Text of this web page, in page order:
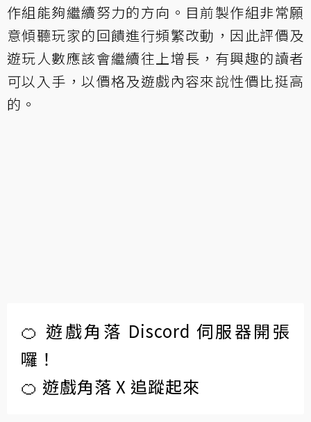
作組能夠繼續努力的方向。目前製作組非常願
意傾聽玩家的回饋進行頻繁改動，因此評價及
遊玩人數應該會繼續往上增長，有興趣的讀者
可以入手，以價格及遊戲內容來說性價比挺高
的。
🍊 遊戲角落 Discord 伺服器開張
囉！
🍊 遊戲角落 X 追蹤起來